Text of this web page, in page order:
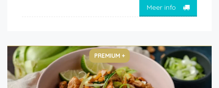
Meer info
PREMIUM +